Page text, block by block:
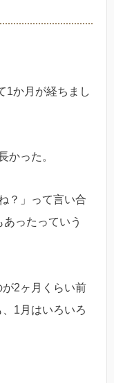
1か月が経ちまし
かった。
？」って言い合
ったっていう
2ヶ月くらい前
1月はいろいろ